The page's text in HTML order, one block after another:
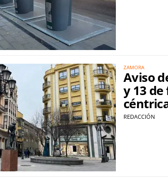
ZAMORA
Aviso
y 13
REDACCIÓN